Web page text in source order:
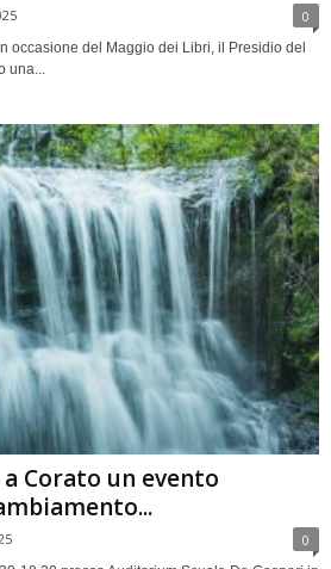
0
occasione del Maggio dei Libri, il Presidio del
Corato un evento
0